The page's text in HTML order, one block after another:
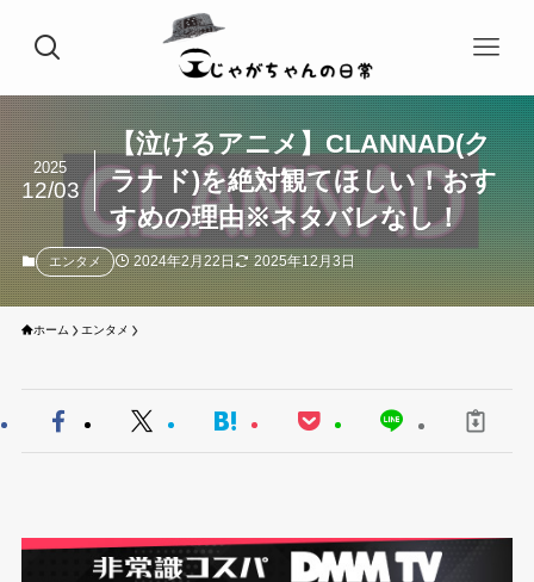
【泣けるアニメ】CLANNAD(ク
ラナド)を絶対観てほしい！おす
すめの理由※ネタバレなし！
2025
12/03
エンタメ 2024年2月22日 2025年12月3日
ホーム エンタメ